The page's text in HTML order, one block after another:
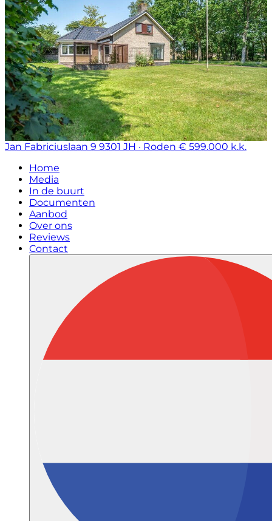
Jan Fabriciuslaan 9 9301 JH · Roden € 599.000 k.k.
Home
Media
In de buurt
Documenten
Aanbod
Over ons
Reviews
Contact